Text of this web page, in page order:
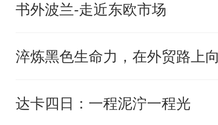
书外波兰-走近东欧市场
淬炼黑色生命力，在外贸路上
达卡四日：一程泥泞一程光